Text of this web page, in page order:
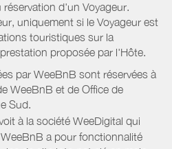
d'un Voyageur.
uniquement si le Voyageur est
touristiques sur la
proposée par l'Hôte.
par WeeBnB sont réservées à
WeeBnB et de Office de
Sud.
à la société WeeDigital qui
a pour fonctionnalité